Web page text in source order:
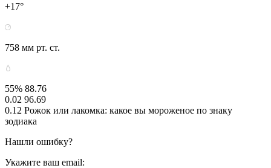
+17°
758 мм рт. ст.
55% 88.76
0.02 96.69
0.12 Рожок или лакомка: какое вы мороженое по знаку
зодиака
Нашли ошибку?
Укажите ваш email: